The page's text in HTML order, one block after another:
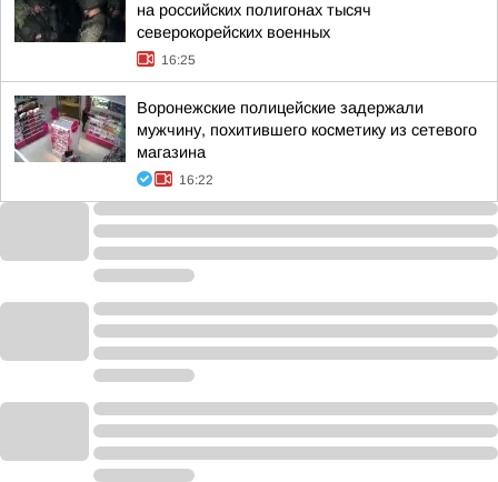
на российских полигонах тысяч
северокорейских военных
16:25
Воронежские полицейские задержали
мужчину, похитившего косметику из сетевого
магазина
16:22